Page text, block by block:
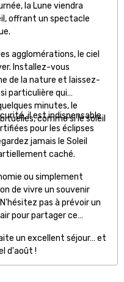
la Lune viendra
offrant un spectacle
agglomérations, le ciel
Installez-vous
de la nature et laissez-
particulière qui
minutes, le
comme si le soleil
il est indispensable
pour les éclipses
jamais le Soleil
caché.
ou simplement
de vivre un souvenir
pas à prévoir un
pour partager ce
un excellent séjour… et
d'août !